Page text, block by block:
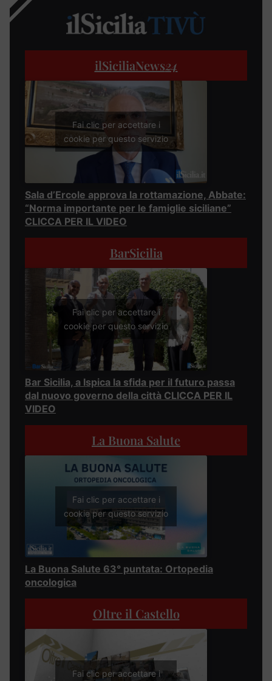
ilSiciliaNews24
Fai clic per accettare i
cookie per questo servizio
Sala d’Ercole approva la rottamazione, Abbate:
“Norma importante per le famiglie siciliane”
CLICCA PER IL VIDEO
BarSicilia
Fai clic per accettare i
cookie per questo servizio
Bar Sicilia, a Ispica la sfida per il futuro passa
dal nuovo governo della città CLICCA PER IL
VIDEO
La Buona Salute
Fai clic per accettare i
cookie per questo servizio
La Buona Salute 63° puntata: Ortopedia
oncologica
Oltre il Castello
Fai clic per accettare i